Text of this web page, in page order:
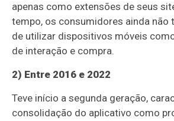
apenas como extensões de seus
tempo, os consumidores ainda não
de utilizar dispositivos móveis
de interação e compra.
2) Entre 2016 e 2022
Teve início a segunda geração,
consolidação do aplicativo como